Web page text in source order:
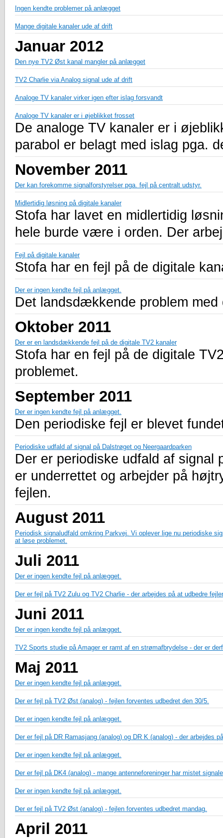
Ingen kendte problemer på anlægget
Mange digitale kanaler ude af drift
Januar 2012
Den nye TV2 Øst kanal mangler på anlægget
TV2 Charlie via Analog signal ude af drift
Analoge TV kanaler virker igen efter islag forsvandt
Analoge TV kanaler er i øjeblikket frosset
De analoge TV kanaler er i
parabol er belagt med islag pga.
November 2011
Der kan forekomme signalforstyrelser pga. fejl på centralt udstyr.
Midlertidig løsning på digitale kanaler
Stofa har lavet en midlertidig
hele burde være i orden. Der
Fejl på digitale kanaler
Stofa har en fejl på de digitale
Der er ingen kendte fejl på anlægget.
Det landsdækkende problem
Oktober 2011
Der er en landsdækkende fejl på de digitale TV2 kanaler
Stofa har en fejl på de digitale
problemet.
September 2011
Der er ingen kendte fejl på anlægget.
Den periodiske fejl er blevet
Periodiske udfald af signal på Dalstrøget og Neergaardparken
Der er periodiske udfald af signal
er underrettet og arbejder på
fejlen.
August 2011
Periodisk signaludfald omkring Parkvej. Vi oplever lige nu periodiske
at løse problemet.
Juli 2011
Der er ingen kendte fejl på anlægget.
Der er fejl på TV2 Zulu og TV2 Charlie - der arbejdes på at udbedre
Juni 2011
Der er ingen kendte fejl på anlægget.
TV2 Sports studie på Amager er ramt af en strømafbrydelse - der er
Maj 2011
Der er ingen kendte fejl på anlægget.
Der er fejl på TV2 Øst (analog) - fejlen forventes udbedret den 30/5.
Der er ingen kendte fejl på anlægget.
Der er fejl på DR Ramasjang (analog) og DR K (analog) - der arbejdes
Der er ingen kendte fejl på anlægget.
Der er fejl på DK4 (analog) - mange antenneforeninger har mistet
Der er ingen kendte fejl på anlægget.
Der er fejl på TV2 Øst (analog) - fejlen forventes udbedret mandag.
April 2011